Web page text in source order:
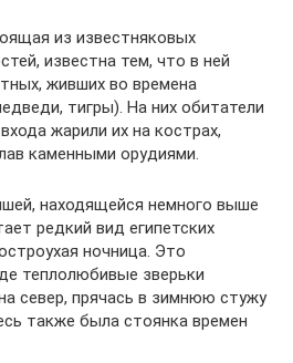
из известняковых
известна тем, что в ней
живших во времена
тигры). На них обитатели
жарили их на кострах,
каменными орудиями.
находящейся немного выше
редкий вид египетских
ночница. Это
теплолюбивые зверьки
север, прячась в зимнюю стужу
также была стоянка времен